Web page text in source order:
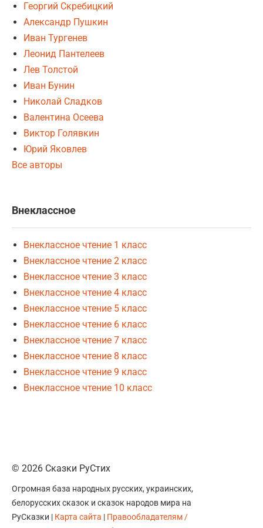
Георгий Скребицкий
Александр Пушкин
Иван Тургенев
Леонид Пантелеев
Лев Толстой
Иван Бунин
Николай Сладков
Валентина Осеева
Виктор Голявкин
Юрий Яковлев
Все авторы
Внеклассное
Внеклассное чтение 1 класс
Внеклассное чтение 2 класс
Внеклассное чтение 3 класс
Внеклассное чтение 4 класс
Внеклассное чтение 5 класс
Внеклассное чтение 6 класс
Внеклассное чтение 7 класс
Внеклассное чтение 8 класс
Внеклассное чтение 9 класс
Внеклассное чтение 10 класс
© 2026 Сказки РуСтих
Огромная база народных русских, украинских,
белорусских сказок и сказок народов мира на
РуСказки | Карта сайта | Правообладателям /